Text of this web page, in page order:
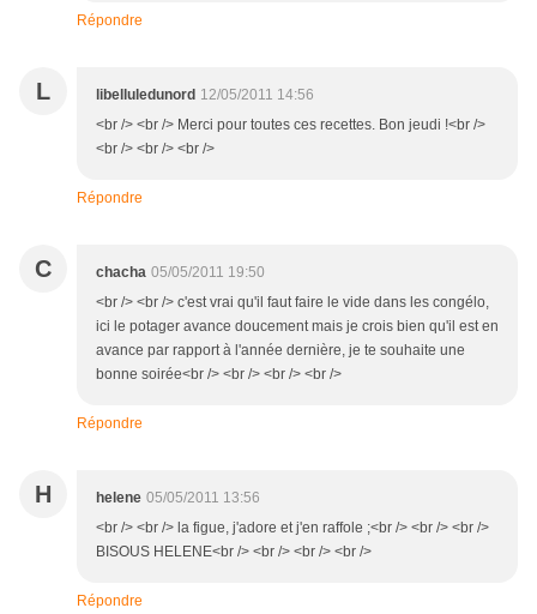
Répondre
L libelluledunord 12/05/2011 14:56
<br /> <br /> Merci pour toutes ces recettes. Bon jeudi !<br />
<br /> <br /> <br />
Répondre
C chacha 05/05/2011 19:50
<br /> <br /> c'est vrai qu'il faut faire le vide dans les congélo,
ici le potager avance doucement mais je crois bien qu'il est en
avance par rapport à l'année dernière, je te souhaite une
bonne soirée<br /> <br /> <br /> <br />
Répondre
H helene 05/05/2011 13:56
<br /> <br /> la figue, j'adore et j'en raffole ;<br /> <br /> <br />
BISOUS HELENE<br /> <br /> <br /> <br />
Répondre